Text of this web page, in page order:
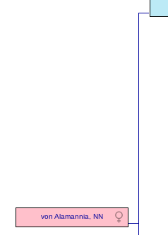
von Alamannia, NN